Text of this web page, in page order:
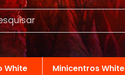
White Minicentros White